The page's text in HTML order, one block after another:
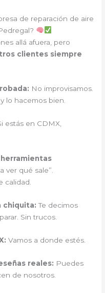
de reparación de aire
allá afuera, pero
clientes siempre
No improvisamos.
lo hacemos bien.
estás en CDMX,
ver qué sale”.
calidad.
chiquita: Te decimos
Sin trucos.
Vamos a donde estés.
reales: Puedes
de nosotros.